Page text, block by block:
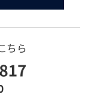
ちら